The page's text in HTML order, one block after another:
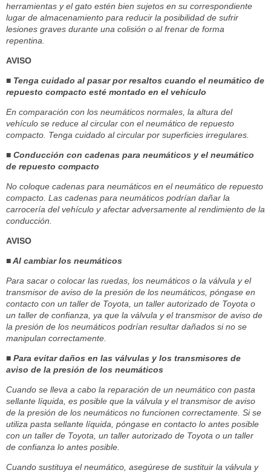
herramientas y el gato estén bien sujetos en su correspondiente
lugar de almacenamiento para reducir la posibilidad de sufrir
lesiones graves durante una colisión o al frenar de forma
repentina.
AVISO
■ Tenga cuidado al pasar por resaltos cuando el neumático de
repuesto compacto esté montado en el vehículo
En comparación con los neumáticos normales, la altura del
vehículo se reduce al circular con el neumático de repuesto
compacto. Tenga cuidado al circular por superficies irregulares.
■ Conducción con cadenas para neumáticos y el neumático
de repuesto compacto
No coloque cadenas para neumáticos en el neumático de repuesto
compacto. Las cadenas para neumáticos podrían dañar la
carrocería del vehículo y afectar adversamente al rendimiento de la
conducción.
AVISO
■ Al cambiar los neumáticos
Para sacar o colocar las ruedas, los neumáticos o la válvula y el
transmisor de aviso de la presión de los neumáticos, póngase en
contacto con un taller de Toyota, un taller autorizado de Toyota o
un taller de confianza, ya que la válvula y el transmisor de aviso de
la presión de los neumáticos podrían resultar dañados si no se
manipulan correctamente.
■ Para evitar daños en las válvulas y los transmisores de
aviso de la presión de los neumáticos
Cuando se lleva a cabo la reparación de un neumático con pasta
sellante líquida, es posible que la válvula y el transmisor de aviso
de la presión de los neumáticos no funcionen correctamente. Si se
utiliza pasta sellante líquida, póngase en contacto lo antes posible
con un taller de Toyota, un taller autorizado de Toyota o un taller
de confianza lo antes posible.
Cuando sustituya el neumático, asegúrese de sustituir la válvula y